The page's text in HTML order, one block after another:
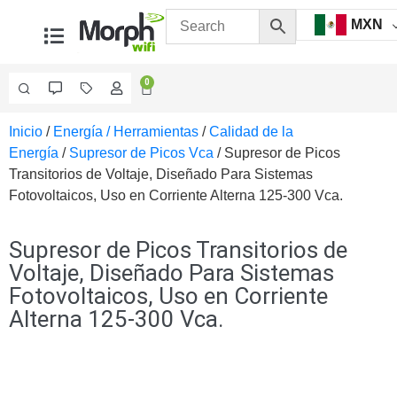
MXN
0
Videovigilancia
Accesorios
Generales
Accesorios
Accesorios
para
Computadora
y
SmartphonesCajas
Inicio / Energía / Herramientas /Calidad de la
Energía / Supresor de Picos Vca / Supresor de Picos
Transitorios de Voltaje, Diseñado Para Sistemas
Fotovoltaicos, Uso en Corriente Alterna 125-300 Vca.
Supresor de Picos Transitorios de
Voltaje, Diseñado Para Sistemas
Fotovoltaicos, Uso en Corriente
Alterna 125-300 Vca.